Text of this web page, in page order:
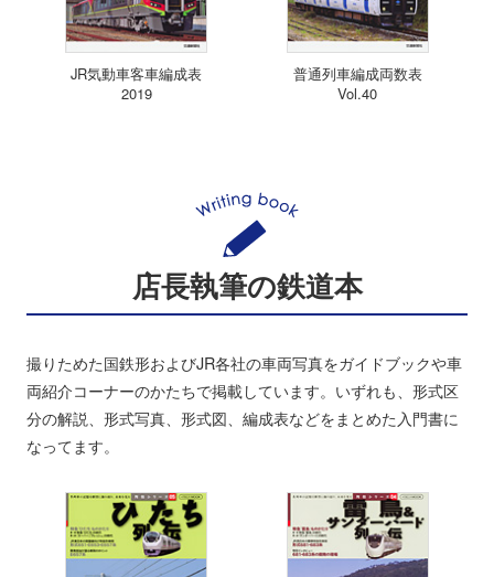
JR気動車客車編成表
2019
普通列車編成両数表
Vol.40
店長執筆の鉄道本
撮りためた国鉄形およびJR各社の車両写真をガイドブックや車
両紹介コーナーのかたちで掲載しています。いずれも、形式区
分の解説、形式写真、形式図、編成表などをまとめた入門書に
なってます。